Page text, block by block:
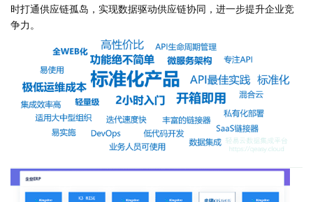
时打通供应链孤岛，实现数据驱动供应链协同，进一步提升企业竞
争力。